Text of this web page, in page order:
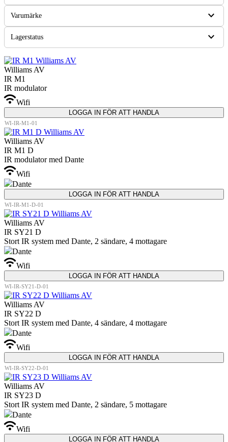
Varumärke expand_more
Lagerstatus expand_more
Williams AV
IR M1
IR modulator
WifiWifi
LOGGA IN FÖR ATT HANDLA
WI-IR-M1-01
Williams AV
IR M1 D
IR modulator med Dante
WifiWifi
Dante
LOGGA IN FÖR ATT HANDLA
WI-IR-M1-D-01
Williams AV
IR SY21 D
Stort IR system med Dante, 2 sändare, 4 mottagare
Dante
WifiWifi
LOGGA IN FÖR ATT HANDLA
WI-IR-SY21-D-01
Williams AV
IR SY22 D
Stort IR system med Dante, 4 sändare, 4 mottagare
Dante
WifiWifi
LOGGA IN FÖR ATT HANDLA
WI-IR-SY22-D-01
Williams AV
IR SY23 D
Stort IR system med Dante, 2 sändare, 5 mottagare
Dante
WifiWifi
LOGGA IN FÖR ATT HANDLA